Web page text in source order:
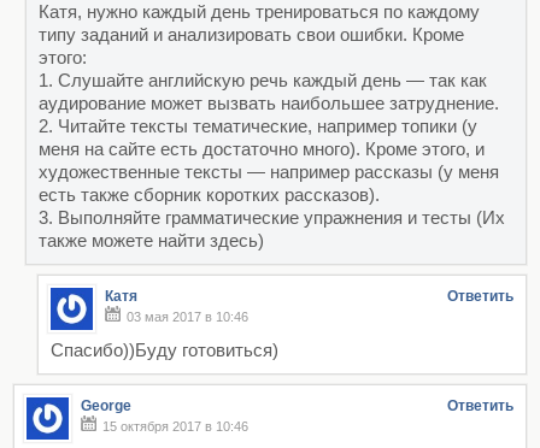
Катя, нужно каждый день тренироваться по каждому
типу заданий и анализировать свои ошибки. Кроме
этого:
1. Слушайте английскую речь каждый день — так как
аудирование может вызвать наибольшее затруднение.
2. Читайте тексты тематические, например топики (у
меня на сайте есть достаточно много). Кроме этого, и
художественные тексты — например рассказы (у меня
есть также сборник коротких рассказов).
3. Выполняйте грамматические упражнения и тесты (Их
также можете найти здесь)
Катя Ответить
03 мая 2017 в 10:46
Спасибо))Буду готовиться)
George Ответить
15 октября 2017 в 10:46